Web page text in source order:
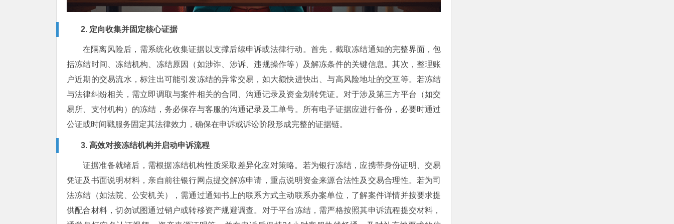
2. 定向收集并固定核心证据
在隔离风险后，需系统化收集证据以支撑后续申诉或法律行动。首先，截取冻结通知的完整界面，包
括冻结时间、冻结机构、冻结原因（如涉诈、涉诉、违规操作等）及解冻条件的关键信息。其次，整理账
户近期的交易流水，标注出可能引发冻结的异常交易，如大额快进快出、与高风险地址的交互等。若冻结
与法律纠纷相关，需立即调取与案件相关的合同、沟通记录及资金划转凭证。对于涉及第三方平台（如交
易所、支付机构）的冻结，务必保存与客服的沟通记录及工单号。所有电子证据应进行备份，必要时通过
公证或时间戳服务固定其法律效力，确保在申诉或诉讼阶段形成完整的证据链。
3. 高效对接冻结机构并启动申诉流程
证据准备就绪后，需根据冻结机构性质采取差异化应对策略。若为银行冻结，应携带身份证明、交易
凭证及书面说明材料，亲自前往银行网点提交解冻申请，重点说明资金来源合法性及交易合理性。若为司
法冻结（如法院、公安机关），需通过通知书上的联系方式主动联系办案单位，了解案件详情并按要求提
供配合材料，切勿试图通过销户或转移资产规避调查。对于平台冻结，需严格按照其申诉流程提交材料，